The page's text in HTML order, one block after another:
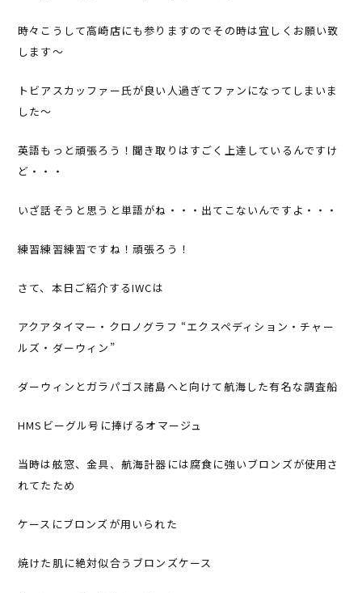
時々こうして高崎店にも参りますのでその時は宜しくお願い致
します～
トビアスカッファー氏が良い人過ぎてファンになってしまいま
した～
英語もっと頑張ろう！聞き取りはすごく上達しているんですけ
ど・・・
いざ話そうと思うと単語がね・・・出てこないんですよ・・・
練習練習練習ですね！頑張ろう！
さて、本日ご紹介するIWCは
アクアタイマー・クロノグラフ “エクスペディション・チャー
ルズ・ダーウィン”
ダーウィンとガラパゴス諸島へと向けて航海した有名な調査船
HMSビーグル号に捧げるオマージュ
当時は舷窓、金具、航海計器には腐食に強いブロンズが使用さ
れてたため
ケースにブロンズが用いられた
焼けた肌に絶対似合うブロンズケース